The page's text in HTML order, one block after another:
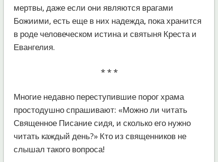
мертвы, даже если они являются врагами
Божиими, есть еще в них надежда, пока хранится
в роде человеческом истина и святыня Креста и
Евангелия.
* * *
Многие недавно переступившие порог храма
простодушно спрашивают: «Можно ли читать
Священное Писание сидя, и сколько его нужно
читать каждый день?» Кто из священников не
слышал такого вопроса!